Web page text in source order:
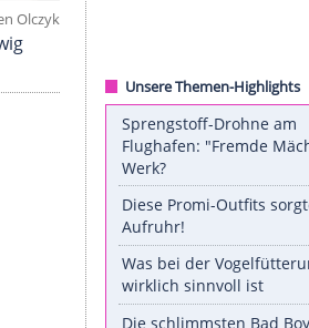
ZDF / Jürgen Olczyk
informiert Ludwig